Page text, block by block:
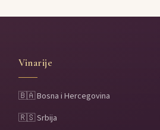
Vinarije
🇧🇦 Bosna i Hercegovina
🇷🇸 Srbija